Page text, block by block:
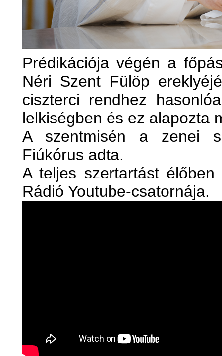
Prédikációja végén a
Néri Szent Fülöp
ciszterci rendhez
lelkiségben és ez alapozta
A szentmisén a zenei
Fiúkórus adta.
A teljes szertartást
Rádió Youtube-csatornája.